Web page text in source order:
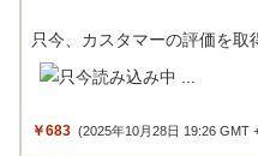
只今、カスタマーの評価を取
￥683 (2025年10月28日 19:26 GMT